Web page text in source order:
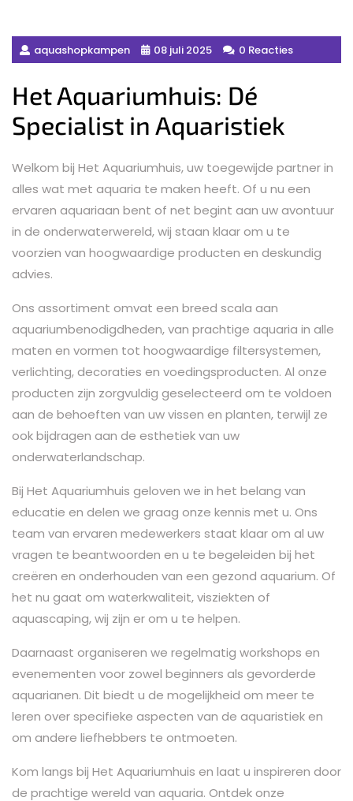
aquashopkampen 08 juli 2025 0 Reacties
Het Aquariumhuis: Dé
Specialist in Aquaristiek
Welkom bij Het Aquariumhuis, uw toegewijde partner in
alles wat met aquaria te maken heeft. Of u nu een
ervaren aquariaan bent of net begint aan uw avontuur
in de onderwaterwereld, wij staan klaar om u te
voorzien van hoogwaardige producten en deskundig
advies.
Ons assortiment omvat een breed scala aan
aquariumbenodigdheden, van prachtige aquaria in alle
maten en vormen tot hoogwaardige filtersystemen,
verlichting, decoraties en voedingsproducten. Al onze
producten zijn zorgvuldig geselecteerd om te voldoen
aan de behoeften van uw vissen en planten, terwijl ze
ook bijdragen aan de esthetiek van uw
onderwaterlandschap.
Bij Het Aquariumhuis geloven we in het belang van
educatie en delen we graag onze kennis met u. Ons
team van ervaren medewerkers staat klaar om al uw
vragen te beantwoorden en u te begeleiden bij het
creëren en onderhouden van een gezond aquarium. Of
het nu gaat om waterkwaliteit, visziekten of
aquascaping, wij zijn er om u te helpen.
Daarnaast organiseren we regelmatig workshops en
evenementen voor zowel beginners als gevorderde
aquarianen. Dit biedt u de mogelijkheid om meer te
leren over specifieke aspecten van de aquaristiek en
om andere liefhebbers te ontmoeten.
Kom langs bij Het Aquariumhuis en laat u inspireren door
de prachtige wereld van aquaria. Ontdek onze